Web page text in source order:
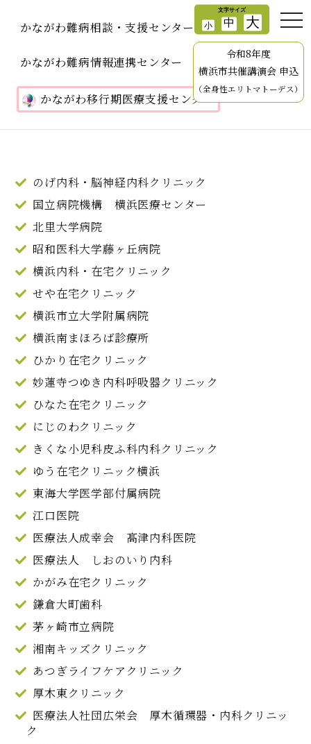
かながわ難病相談・支援センター
かながわ難病情報連携センター
かながわ移行期医療支援センター
令和8年度
横浜市共催講演会 申込
（全身性エリトマトーデス）
のげ内科・脳神経内科クリニック
国立病院機構 横浜医療センター
北里大学病院
昭和医科大学藤ヶ丘病院
横浜内科・在宅クリニック
せや在宅クリニック
横浜市立大学附属病院
横浜南まほろば診療所
ひかり在宅クリニック
妙蓮寺つゆき内科呼吸器クリニック
ひなた在宅クリニック
にじのわクリニック
きくな小児科皮ふ科内科クリニック
ゆう在宅クリニック横浜
東海大学医学部付属病院
江口医院
医療法人成幸会 髙津内科医院
医療法人 しおのいり内科
かがみ在宅クリニック
鎌倉大町歯科
茅ヶ崎市立病院
湘南キッズクリニック
あつぎライフケアクリニック
厚木東クリニック
医療法人社団広栄会 厚木循環器・内科クリニッ
ク